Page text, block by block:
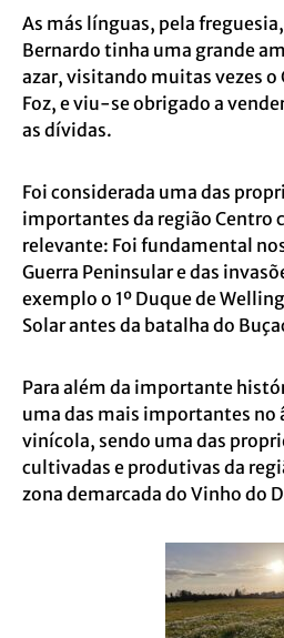
As más línguas, pela
Bernardo tinha uma grande
azar, visitando muitas vezes o
Foz, e viu-se obrigado a
as dívidas.
Foi considerada uma das
importantes da região Centro
relevante: Foi fundamental
Guerra Peninsular e das
exemplo o 1º Duque de
Solar antes da batalha do
Para além da importante
uma das mais importantes no
vinícola, sendo uma das
cultivadas e produtivas da
zona demarcada do Vinho do